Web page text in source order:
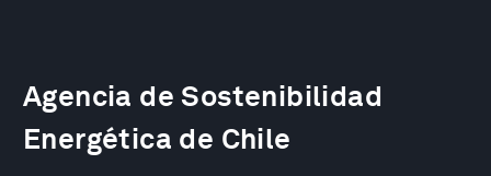
Agencia de Sostenibilidad
Energética de Chile